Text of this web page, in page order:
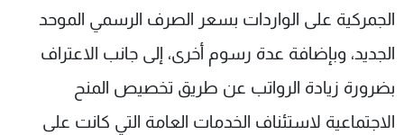
الجمركية على الواردات بسعر الصرف الرسمي الموحد
الجديد، وبإضافة عدة رسوم أخرى، إلى جانب الاعتراف
بضرورة زيادة الرواتب عن طريق تخصيص المنح
الاجتماعية لاستئناف الخدمات العامة التي كانت على